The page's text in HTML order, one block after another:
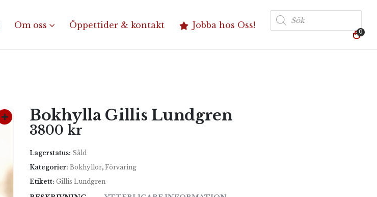
Om oss Öppettider & kontakt Jobba hos Oss!
Produktsökning
0
Bokhylla Gillis Lundgren
3800 kr
Lagerstatus: Såld
Kategorier: Bokhyllor, Förvaring
Etikett: Gillis Lundgren